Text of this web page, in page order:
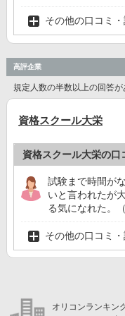
その他の口コミ・
高評企業
規定人数の半数以上の回答
資格スクール大栄
資格スクール大栄の口
試験まで時間が
いと言われたが
る気になれた。
その他の口コミ・
オリコンランキン